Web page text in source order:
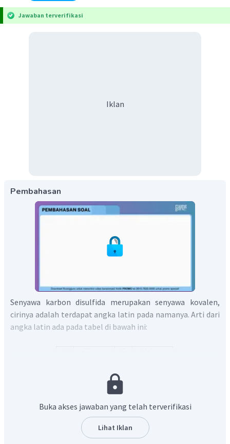
Jawaban terverifikasi
Iklan
Pembahasan
Senyawa karbon disulfida merupakan senyawa kovalen,
cirinya adalah terdapat angka latin pada namanya. Arti dari
angka latin ada pada tabel di bawah ini:
- Karbon memiliki simbol unsur C.
- di memiliki arti 2, dimana menunjukkan jumlah dari unsur
Buka akses jawaban yang telah terverifikasi
Lihat Iklan